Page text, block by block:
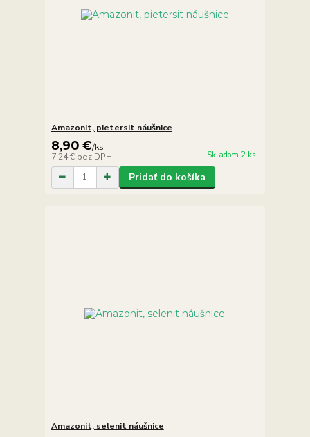
Amazonit, pietersit náušnice
8,90 €/ks
7,24 € bez DPH Skladom 2 ks
Pridať do košíka
Amazonit, selenit náušnice